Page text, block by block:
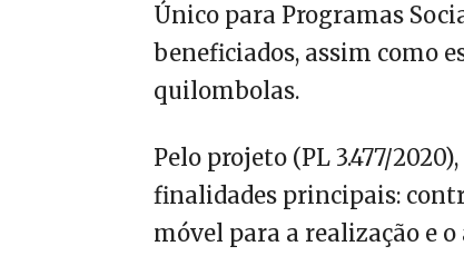
Único para Programas
beneficiados, assim como
quilombolas.
Pelo projeto (PL 3.477/
finalidades principais:
móvel para a realização e